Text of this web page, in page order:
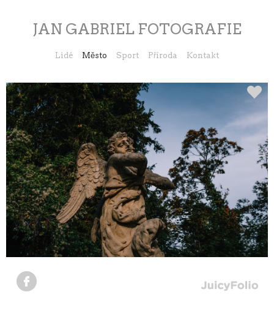
JAN GABRIEL FOTOGRAFIE
Lidé Město Sport Příroda Kontakt